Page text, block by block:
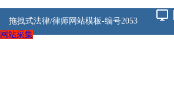
拖拽式法律/律师网站模板-编号2053
网站采集